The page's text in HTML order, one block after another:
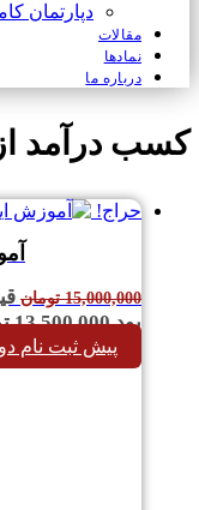
دپارتمان
مقالات
نمادها
درباره ما
کسب درآمد از
حراج!
15,000,000 تومان
بود.13,500,000
پیش ثبت نام